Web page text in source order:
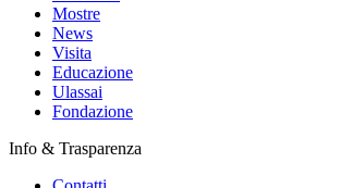
Mostre
News
Visita
Educazione
Ulassai
Fondazione
Info & Trasparenza